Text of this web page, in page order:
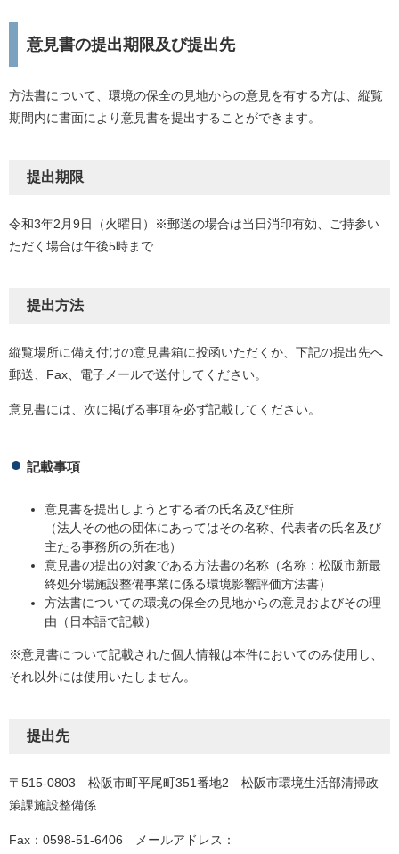
意見書の提出期限及び提出先
方法書について、環境の保全の見地からの意見を有する方は、縦覧
期間内に書面により意見書を提出することができます。
提出期限
令和3年2月9日（火曜日）※郵送の場合は当日消印有効、ご持参い
ただく場合は午後5時まで
提出方法
縦覧場所に備え付けの意見書箱に投函いただくか、下記の提出先へ
郵送、Fax、電子メールで送付してください。
意見書には、次に掲げる事項を必ず記載してください。
記載事項
意見書を提出しようとする者の氏名及び住所
（法人その他の団体にあってはその名称、代表者の氏名及び
主たる事務所の所在地）
意見書の提出の対象である方法書の名称（名称：松阪市新最
終処分場施設整備事業に係る環境影響評価方法書）
方法書についての環境の保全の見地からの意見およびその理
由（日本語で記載）
※意見書について記載された個人情報は本件においてのみ使用し、
それ以外には使用いたしません。
提出先
〒515-0803 松阪市町平尾町351番地2 松阪市環境生活部清掃政
策課施設整備係
Fax：0598-51-6406 メールアドレス：